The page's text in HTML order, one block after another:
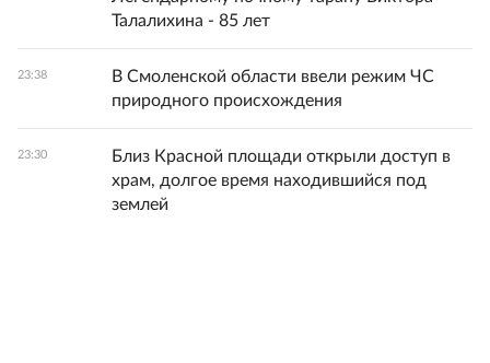
Талалихина - 85 лет
23:38
В Смоленской области ввели режим ЧС
природного происхождения
23:30
Близ Красной площади открыли доступ в
храм, долгое время находившийся под
землей